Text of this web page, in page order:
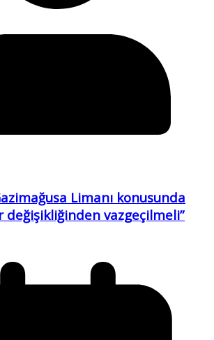
Limanı konusunda
değişikliğinden vazgeçilmeli”